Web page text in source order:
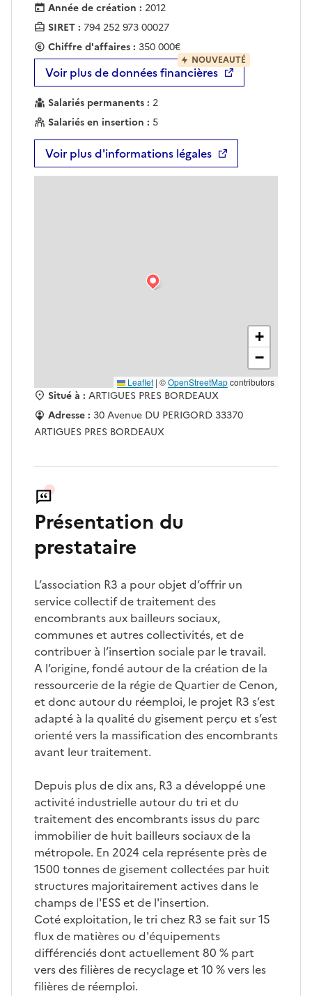
Année de création : 2012
SIRET : 794 252 973 00027
Chiffre d'affaires : 350 000€
Voir plus de données financières
NOUVEAUTÉ
Salariés permanents : 2
Salariés en insertion : 5
Voir plus d'informations légales
+
−
Leaflet | ©OpenStreetMapcontributors
Situé à : ARTIGUES PRES BORDEAUX
Adresse : 30 Avenue DU PERIGORD 33370
ARTIGUES PRES BORDEAUX
Présentation du
prestataire
L’association R3 a pour objet d’offrir un
service collectif de traitement des
encombrants aux bailleurs sociaux,
communes et autres collectivités, et de
contribuer à l’insertion sociale par le travail.
A l’origine, fondé autour de la création de la
ressourcerie de la régie de Quartier de Cenon,
et donc autour du réemploi, le projet R3 s’est
adapté à la qualité du gisement perçu et s’est
orienté vers la massification des encombrants
avant leur traitement.
Depuis plus de dix ans, R3 a développé une
activité industrielle autour du tri et du
traitement des encombrants issus du parc
immobilier de huit bailleurs sociaux de la
métropole. En 2024 cela représente près de
1500 tonnes de gisement collectées par huit
structures majoritairement actives dans le
champs de l'ESS et de l'insertion.
Coté exploitation, le tri chez R3 se fait sur 15
flux de matières ou d'équipements
différenciés dont actuellement 80 % part
vers des filières de recyclage et 10 % vers les
filières de réemploi.